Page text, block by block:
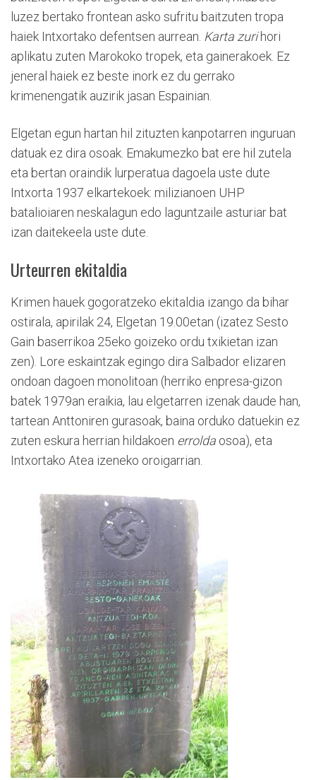
luzez bertako frontean asko sufritu baitzuten tropa
haiek Intxortako defentsen aurrean. Karta zurihori
aplikatu zuten Marokoko tropek, eta gainerakoek. Ez
jeneral haiek ez beste inork ez du gerrako
krimenengatik auzirik jasan Espainian.
Elgetan egun hartan hil zituzten kanpotarren inguruan
datuak ez dira osoak. Emakumezko bat ere hil zutela
eta bertan oraindik lurperatua dagoela uste dute
Intxorta 1937 elkartekoek: milizianoen UHP
batalioiaren neskalagun edo laguntzaile asturiar bat
izan daitekeela uste dute.
Urteurren ekitaldia
Krimen hauek gogoratzeko ekitaldia izango da bihar
ostirala, apirilak 24, Elgetan 19.00etan (izatez Sesto
Gain baserrikoa 25eko goizeko ordu txikietan izan
zen). Lore eskaintzak egingo dira Salbador elizaren
ondoan dagoen monolitoan (herriko enpresa-gizon
batek 1979an eraikia, lau elgetarren izenak daude han,
tartean Anttoniren gurasoak, baina orduko datuekin ez
zuten eskura herrian hildakoen errolda osoa), eta
Intxortako Atea izeneko oroigarrian.